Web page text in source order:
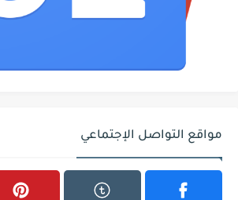
مواقع التواصل الإجتماعي